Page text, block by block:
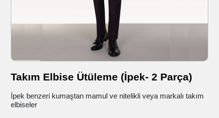
Takım Elbise Ütüleme (İpek- 2 Parça)
İpek benzeri kumaştan mamul ve nitelikli veya markalı takım
elbiseler